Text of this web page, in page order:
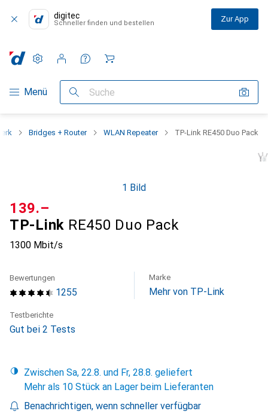
digitec
Schneller finden und bestellen Zur App
Navigation nach Kategorien
Menü Suche
Einstellungen
Kundenkonto
Vergleichslisten
Merklisten
Warenkorb
Bridges + Router WLAN Repeater TP-Link RE450 Duo Pack
1 Bild
TP-Link RE450 Duo Pack
1300 Mbit/s
CHF
139.–
1255
Bewertungen Marke
Mehr von TP-Link
Testberichte
Gut bei 2 Tests
Zwischen Sa, 22.8. und Fr, 28.8. geliefert
Mehr als 10 Stück an Lager beim Lieferanten
Benachrichtigen, wenn schneller verfügbar